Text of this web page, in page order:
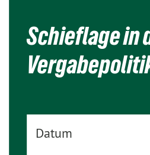
Schieflage in
Datum